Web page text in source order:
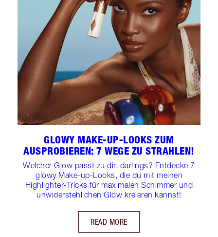
GLOWY MAKE-UP-LOOKS ZUM
AUSPROBIEREN: 7 WEGE ZU STRAHLEN!
Welcher Glow passt zu dir, darlings? Entdecke 7
glowy Make-up-Looks, die du mit meinen
Highlighter-Tricks für maximalen Schimmer und
unwiderstehlichen Glow kreieren kannst!
READ MORE